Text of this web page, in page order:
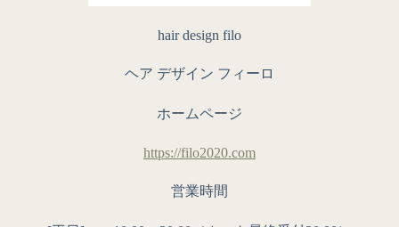
hair design filo
ヘア デザイン フィーロ
ホームページ
https://filo2020.com
営業時間